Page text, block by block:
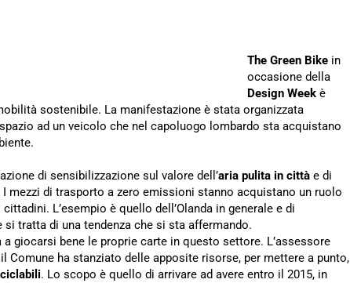
The Green Bike in
occasione della
Design Week è
sostenibile. La manifestazione è stata organizzata
ad un veicolo che nel capoluogo lombardo sta acquistano
di sensibilizzazione sul valore dell’aria pulita in città e di
I mezzi di trasporto a zero emissioni stanno acquistano un ruolo
L’esempio è quello dell’Olanda in generale e di
tratta di una tendenza che si sta affermando.
giocarsi bene le proprie carte in questo settore. L’assessore
Comune ha stanziato delle apposite risorse, per mettere a punto,
. Lo scopo è quello di arrivare ad avere entro il 2015, in